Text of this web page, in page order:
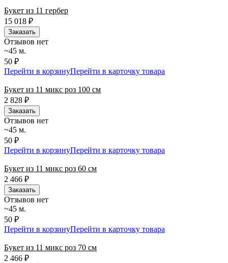
Букет из 11 гербер
15 018 ₽
Заказать
Отзывов нет
~45 м.
50 ₽
Перейти в корзинуПерейти в карточку товара
Букет из 11 микс роз 100 см
2 828 ₽
Заказать
Отзывов нет
~45 м.
50 ₽
Перейти в корзинуПерейти в карточку товара
Букет из 11 микс роз 60 см
2 466 ₽
Заказать
Отзывов нет
~45 м.
50 ₽
Перейти в корзинуПерейти в карточку товара
Букет из 11 микс роз 70 см
2 466 ₽